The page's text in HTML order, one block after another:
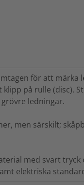
för att
på rulle (disc).
ledningar.
men särskilt;
med svart
elektriska